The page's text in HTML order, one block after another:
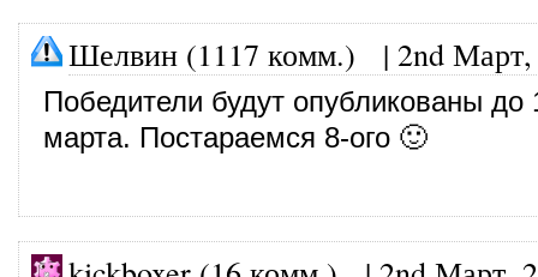
Шелвин (1117 комм.) | 2nd
Победители будут опубликованы до
марта. Постараемся 8-ого 🙂